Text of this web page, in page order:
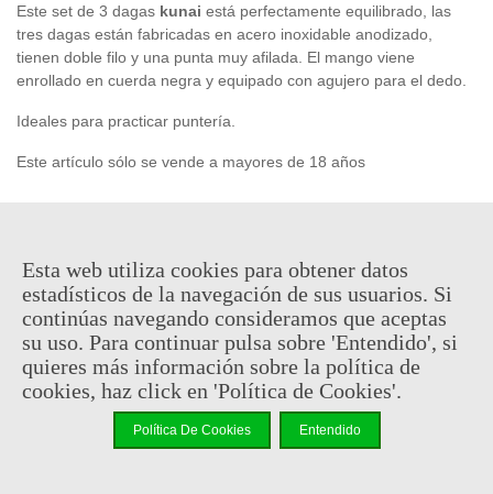
Este set de 3 dagas kunai está perfectamente equilibrado, las
tres dagas están fabricadas en acero inoxidable anodizado,
tienen doble filo y una punta muy afilada. El mango viene
enrollado en cuerda negra y equipado con agujero para el dedo.
Ideales para practicar puntería.
Este artículo sólo se vende a mayores de 18 años
En stock, envío en 24/48h
-
Añadir Al Carrito
Código QR Compartir
Esta web utiliza cookies para obtener datos
estadísticos de la navegación de sus usuarios. Si
continúas navegando consideramos que aceptas
su uso. Para continuar pulsa sobre 'Entendido', si
quieres más información sobre la política de
cookies, haz click en 'Política de Cookies'.
Política De Cookies Entendido